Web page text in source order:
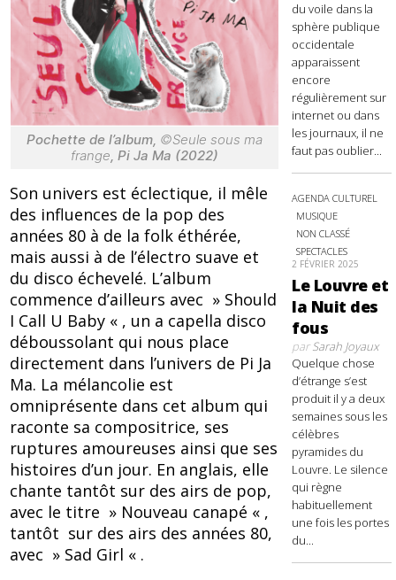
Pochette de l’album, ©Seule sous ma
frange , Pi Ja Ma (2022)
Son univers est éclectique, il mêle
des influences de la pop des
années 80 à de la folk éthérée,
mais aussi à de l’électro suave et
du disco échevelé. L’album
commence d’ailleurs avec » Should
I Call U Baby « , un a capella disco
déboussolant qui nous place
directement dans l’univers de Pi Ja
Ma. La mélancolie est
omniprésente dans cet album qui
raconte sa compositrice, ses
ruptures amoureuses ainsi que ses
histoires d’un jour. En anglais, elle
chante tantôt sur des airs de pop,
avec le titre » Nouveau canapé « ,
tantôt sur des airs des années 80,
avec » Sad Girl « .
du voile dans la
sphère publique
occidentale
apparaissent
encore
régulièrement sur
internet ou dans
les journaux, il ne
faut pas oublier...
AGENDA CULTUREL
MUSIQUE
NON CLASSÉ
SPECTACLES
2 FÉVRIER 2025
Le Louvre et
la Nuit des
fous
parSarah Joyaux
Quelque chose
d’étrange s’est
produit il y a deux
semaines sous les
célèbres
pyramides du
Louvre. Le silence
qui règne
habituellement
une fois les portes
du...